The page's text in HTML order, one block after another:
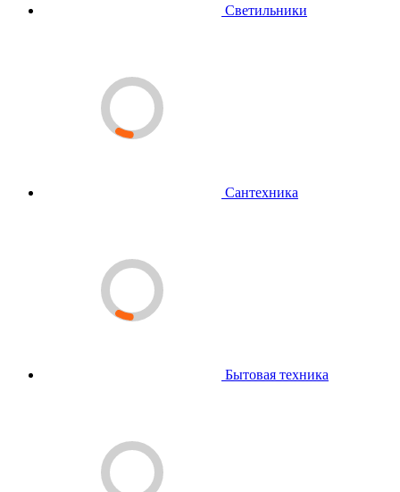
Светильники
Сантехника
Бытовая техника